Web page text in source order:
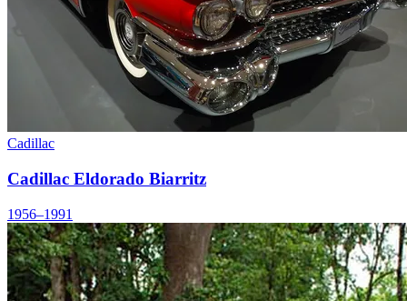
Cadillac
Cadillac Eldorado Biarritz
1956–1991